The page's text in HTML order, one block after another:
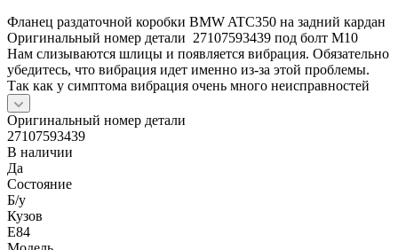
Фланец раздаточной коробки BMW ATC350 на задний кардан
Оригинальный номер детали 27107593439 под болт М10
Нам слизываются шлицы и появляется вибрация. Обязательно
убедитесь, что вибрация идет именно из-за этой проблемы.
Так как у симптома вибрация очень много неисправностей
Оригинальный номер детали
27107593439
В наличии
Да
Состояние
Б/y
Кузов
E84